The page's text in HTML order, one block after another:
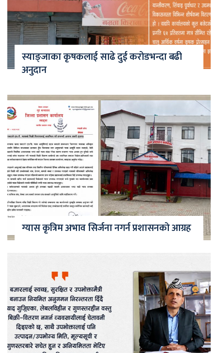
स्याङ्जाका कृषकलाई साढे दुई करोडभन्दा बढी
अनुदान
ग्यास कृत्रिम अभाव सिर्जना नगर्न प्रशासनको आग्रह